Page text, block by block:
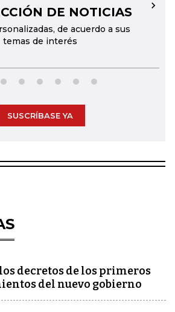
DE NOTICIAS
de acuerdo a sus
temas de interés
→
SUSCRÍBASE YA
decretos de los primeros
del nuevo gobierno